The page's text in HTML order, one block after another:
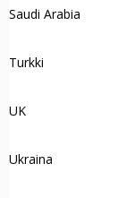
Saudi Arabia
Turkki
UK
Ukraina